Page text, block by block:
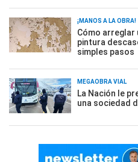
¡MANOS A LA OBRA!
Cómo arreglar
pintura
simples pasos
MEGAOBRA VIAL
La Nación le
una sociedad